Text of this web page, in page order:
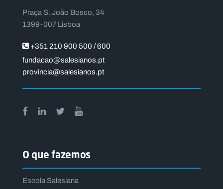
Praça S. João Bosco, 34
1399-007 Lisboa
+351 210 900 500 / 600
fundacao@salesianos.pt
provincia@salesianos.pt
O que fazemos
Escola Salesiana